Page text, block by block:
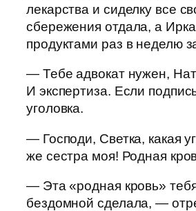
лекарства и сиделку все
сбережения отдала, а Ирка
продуктами раз в неделю
— Тебе адвокат нужен,
И экспертиза. Если
уголовка.
— Господи, Светка, какая
же сестра моя! Родная
— Эта «родная кровь»
бездомной сделала, —